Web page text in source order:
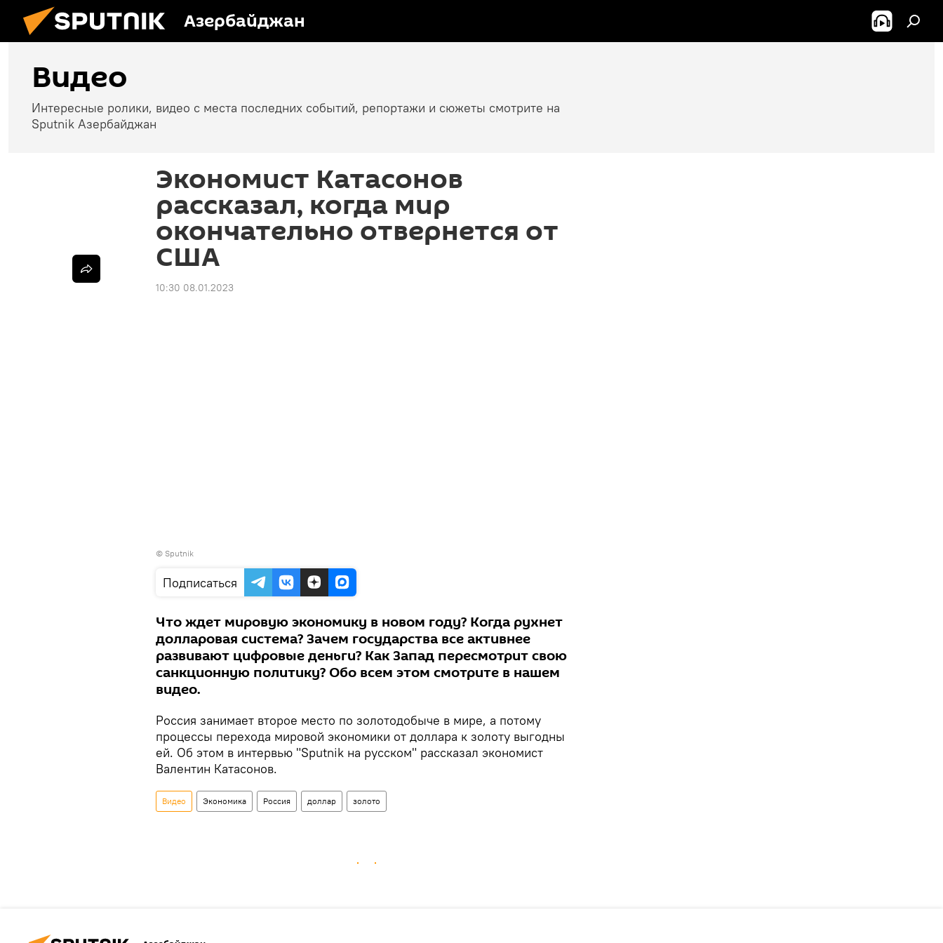
Азербайджан
Видео
Интересные ролики, видео с места последних событий, репортажи и сюжеты смотрите на
Sputnik Азербайджан
Экономист Катасонов
рассказал, когда мир
окончательно отвернется от
США
10:30 08.01.2023
© Sputnik
Подписаться
Что ждет мировую экономику в новом году? Когда рухнет
долларовая система? Зачем государства все активнее
развивают цифровые деньги? Как Запад пересмотрит свою
санкционную политику? Обо всем этом смотрите в нашем
видео.
Россия занимает второе место по золотодобыче в мире, а потому
процессы перехода мировой экономики от доллара к золоту выгодны
ей. Об этом в интервью "Sputnik на русском" рассказал экономист
Валентин Катасонов.
Видео Экономика Россия доллар золото